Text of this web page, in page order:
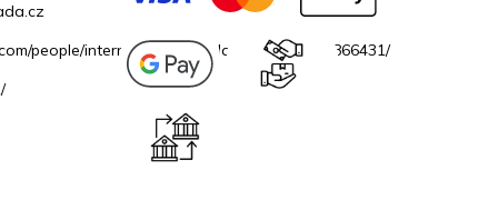
people/internetovazahradacz/100069706866431/